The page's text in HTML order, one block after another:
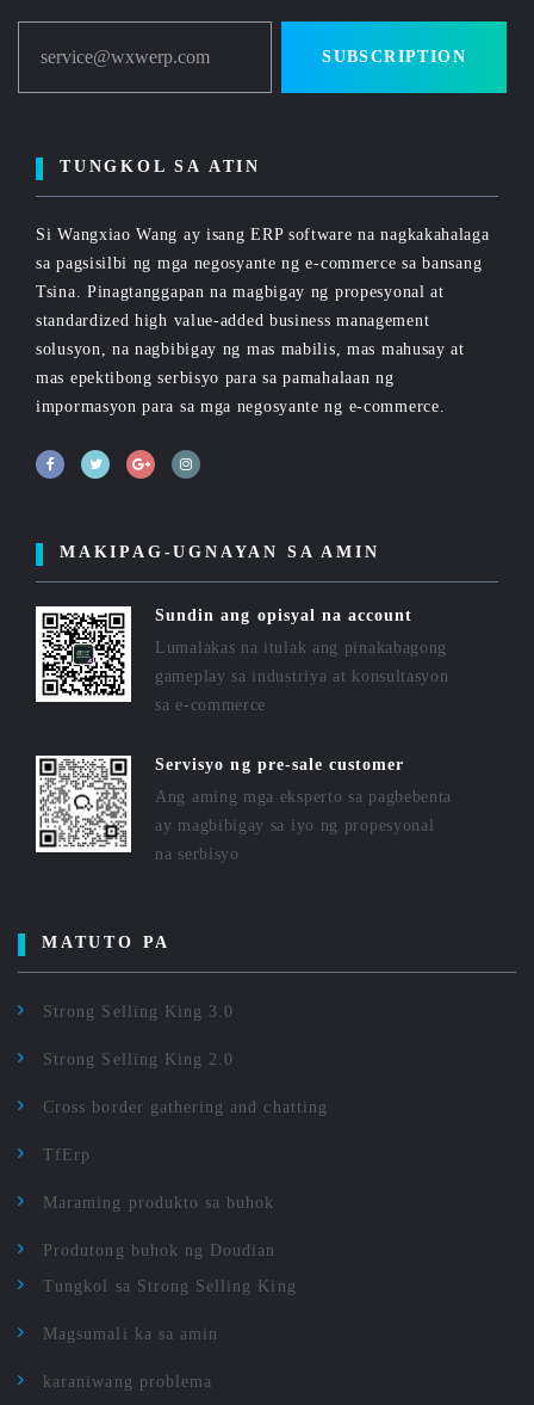
service@wxwerp.com SUBSCRIPTION
TUNGKOL SA ATIN
Si Wangxiao Wang ay isang ERP software na nagkakahalaga
sa pagsisilbi ng mga negosyante ng e-commerce sa bansang
Tsina. Pinagtanggapan na magbigay ng propesyonal at
standardized high value-added business management
solusyon, na nagbibigay ng mas mabilis, mas mahusay at
mas epektibong serbisyo para sa pamahalaan ng
impormasyon para sa mga negosyante ng e-commerce.
MAKIPAG-UGNAYAN SA AMIN
Sundin ang opisyal na account
Lumalakas na itulak ang pinakabagong
gameplay sa industriya at konsultasyon
sa e-commerce
Servisyo ng pre-sale customer
Ang aming mga eksperto sa pagbebenta
ay magbibigay sa iyo ng propesyonal
na serbisyo
MATUTO PA
Strong Selling King 3.0
Strong Selling King 2.0
Cross border gathering and chatting
TfErp
Maraming produkto sa buhok
Produtong buhok ng Doudian
Tungkol sa Strong Selling King
Magsumali ka sa amin
karaniwang problema